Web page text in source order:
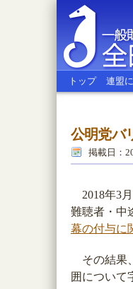
全日
トップ 連盟
公明党バ
掲載日：
2018年3
難聴者・中
幕の付与に
その結果
囲について